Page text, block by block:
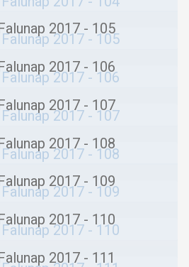
2017 - 105
2017 - 106
2017 - 107
2017 - 108
2017 - 109
2017 - 110
2017 - 111